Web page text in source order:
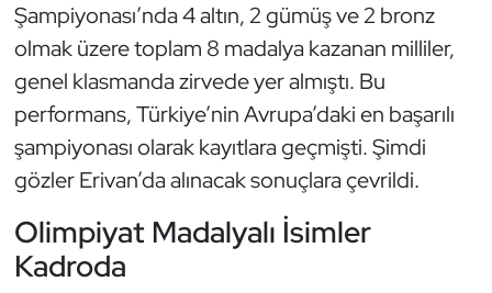
Şampiyonası’nda 4 altın, 2 gümüş ve 2 bronz
olmak üzere toplam 8 madalya kazanan milliler,
genel klasmanda zirvede yer almıştı. Bu
performans, Türkiye’nin Avrupa’daki en başarılı
şampiyonası olarak kayıtlara geçmişti. Şimdi
gözler Erivan’da alınacak sonuçlara çevrildi.
Olimpiyat Madalyalı İsimler
Kadroda
Kick Boks
Kürek
Masa Tenisi
Motor Sporları